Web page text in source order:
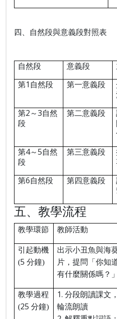
四、自然段與意義段對照表
自然段 意義段
第1 自然段 第一意義段
第2 ～3自然
段
第二意義段
第4～5自然
段
第三意義段
第6自然段 第四意義段
五、教學流程
教學環節 教師活動
引起動機
(5 分鐘)
出示小丑魚與海
片，提問「你知
有什麼關係嗎？」
教學過程
(25 分鐘)
1. 分段朗讀課文
輪流朗讀